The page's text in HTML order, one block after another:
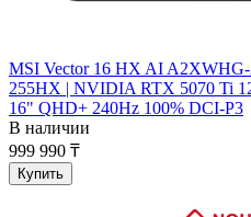
MSI Vector 16 HX AI A2XWHG-
255HX | NVIDIA RTX 5070 Ti
16" QHD+ 240Hz 100% DCI-P3
В наличии
999 990 ₸
Купить